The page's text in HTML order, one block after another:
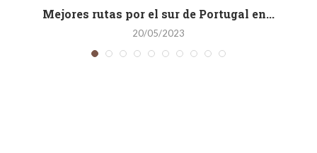
Mejores rutas por el sur de Portugal en...
20/05/2023